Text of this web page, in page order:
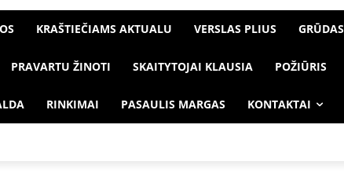
KRAŠTIEČIAMS AKTUALU VERSLAS PLIUS GRŪDAS
PRAVARTU ŽINOTI SKAITYTOJAI KLAUSIA POŽIŪRIS
RINKIMAI PASAULIS MARGAS KONTAKTAI